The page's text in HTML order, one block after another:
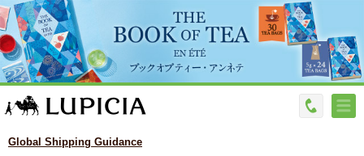
Global Shipping Guidance